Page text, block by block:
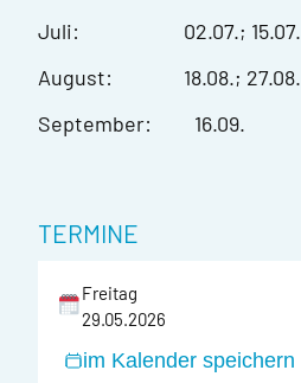
Juli: 02.07.; 15.07.
August: 18.08.; 27.08.
September: 16.09.
TERMINE
Freitag
29.05.2026
im Kalender speichern